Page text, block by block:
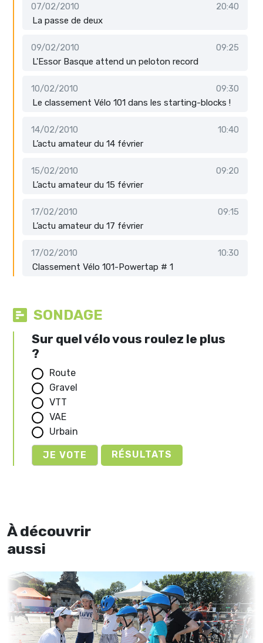
07/02/2010
20:40
La passe de deux
09/02/2010
09:25
L'Essor Basque attend un peloton record
10/02/2010
09:30
Le classement Vélo 101 dans les starting-blocks !
14/02/2010
10:40
L’actu amateur du 14 février
15/02/2010
09:20
L’actu amateur du 15 février
17/02/2010
09:15
L’actu amateur du 17 février
17/02/2010
10:30
Classement Vélo 101-Powertap # 1
SONDAGE
Sur quel vélo vous roulez le plus
?
Route
Gravel
VTT
VAE
Urbain
RÉSULTATS
À découvrir
aussi